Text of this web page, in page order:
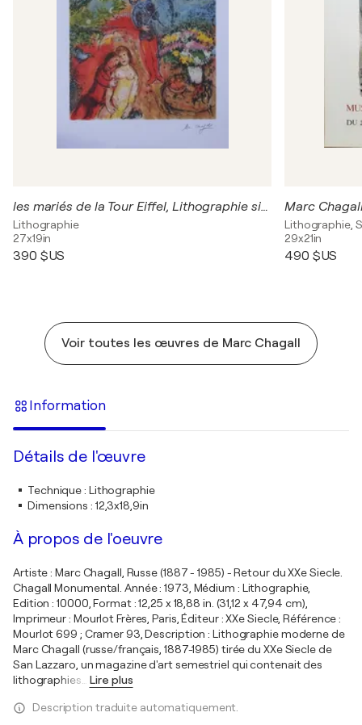
les mariés de la Tour Eiffel, Lithographie signée
Lithographie
27x19in
390 $US
Lithographie,
29x21in
490 $US
Voir toutes les œuvres de Marc Chagall
Information
Détails de l'œuvre
Technique: Lithographie
Dimensions : 12,3x18,9in
À propos de l'oeuvre
Artiste : Marc Chagall, Russe (1887 - 1985) - Retour du XXe Siecle.
Chagall Monumental. Année : 1973, Médium : Lithographie,
Edition : 10000, Format : 12,25 x 18,88 in. (31,12 x 47,94 cm),
Imprimeur : Mourlot Frères, Paris, Éditeur : XXe Siecle, Référence :
Mourlot 699 ; Cramer 93, Description : Lithographie moderne de
Marc Chagall (russe/français, 1887-1985) tirée du XXe Siecle de
San Lazzaro, un magazine d'art semestriel qui contenait des
lithographies… Lire plus
Description traduite automatiquement.